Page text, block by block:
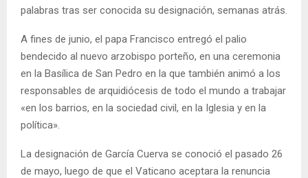
palabras tras ser conocida su designación, semanas atrás.
A fines de junio, el papa Francisco entregó el palio
bendecido al nuevo arzobispo porteño, en una ceremonia
en la Basílica de San Pedro en la que también animó a los
responsables de arquidiócesis de todo el mundo a trabajar
«en los barrios, en la sociedad civil, en la Iglesia y en la
política».
La designación de García Cuerva se conoció el pasado 26
de mayo, luego de que el Vaticano aceptara la renuncia